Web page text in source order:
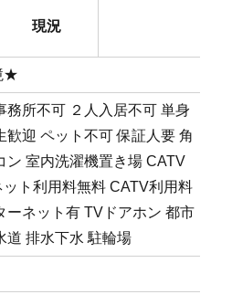
現況
★
務所不可 ２人入居不可 単身
歓迎 ペット不可 保証人要 角
ン 室内洗濯機置き場 CATV
ット利用料無料 CATV利用料
ーネット有 TVドアホン 都市
道 排水下水 駐輪場